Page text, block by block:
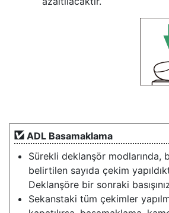
ADL Basamaklama
Sürekli deklanşör modlarında,
belirtilen sayıda çekim
Deklanşöre bir sonraki
Sekanstaki tüm çekimler